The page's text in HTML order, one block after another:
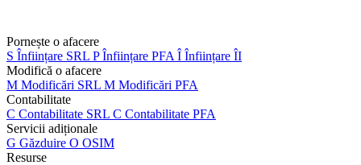
Pornește o afacere
S Înființare SRL PÎnființare PFA Î Înființare ÎI
Modifică o afacere
M Modificări SRL M Modificări PFA
Contabilitate
C Contabilitate SRL C Contabilitate PFA
Servicii adiționale
G Găzduire O OSIM
Resurse